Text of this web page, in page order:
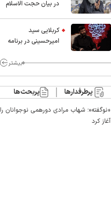
پژوهشگر جهان اسلام
در بیان حجت الاسلام
کربلایی سید
امیر‌حسینی در برنامه
محسن چاوشی چه
مراقب ماست/ مردم
دهن تفرقه افکنان بزنند
بیشتر
پرطرفدارها پربحث‌ها
«نوگفته»؛ شهاب مرادی دورهمی نوجوانان را
آغاز کرد